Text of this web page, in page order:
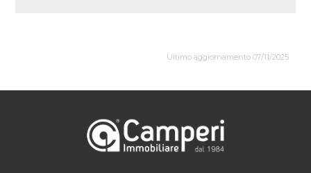
Ultimo aggiornamento 07/11/2025